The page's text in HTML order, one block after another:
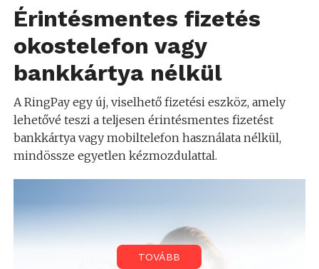
Érintésmentes fizetés
okostelefon vagy
bankkártya nélkül
A RingPay egy új, viselhető fizetési eszköz, amely
lehetővé teszi a teljesen érintésmentes fizetést
bankkártya vagy mobiltelefon használata nélkül,
mindössze egyetlen kézmozdulattal.
TOVÁBB